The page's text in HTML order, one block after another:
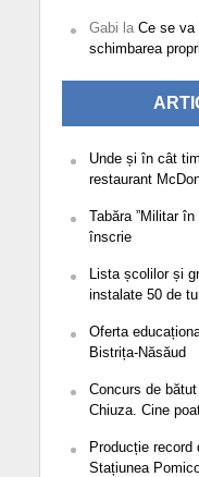
Gabi la Ce se va
schimbarea
Unde și în cât
restaurant
Tabăra ”Militar
înscrie
Lista școlilor și
instalate 50 de
Oferta
Bistrița-Năsăud
Concurs de
Chiuza. Cine
Producție record
Stațiunea